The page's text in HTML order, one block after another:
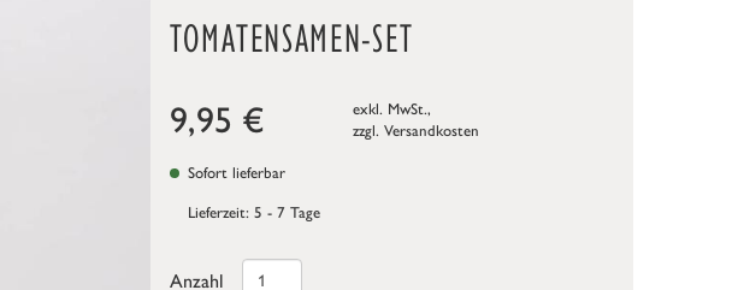
TOMATENSAMEN-SET
9,95 €
exkl. MwSt.,
zzgl. Versandkosten
Sofort lieferbar
Lieferzeit: 5 - 7 Tage
Anzahl